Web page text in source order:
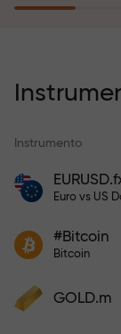
bono
Instrumento
Euro vs US
#Bitcoin
Bitcoin
GOLD.m